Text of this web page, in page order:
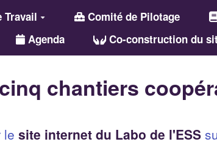
Travail Comité de Pilotage
Agenda
Co-construction du
chantiers
le site internet du Labo de l'ESS